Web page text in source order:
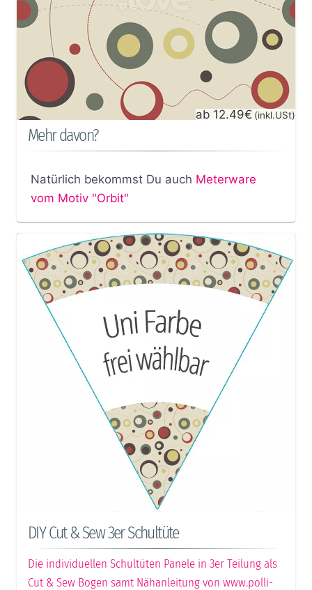
ab 12.49€ (inkl.USt)
Mehr davon?
Natürlich bekommst Du auch Meterware
vom Motiv "Orbit"
DIY Cut & Sew 3er Schultüte
Die individuellen Schultüten Panele in 3er Teilung als
Cut & Sew Bogen samt Nähanleitung von www.polli-